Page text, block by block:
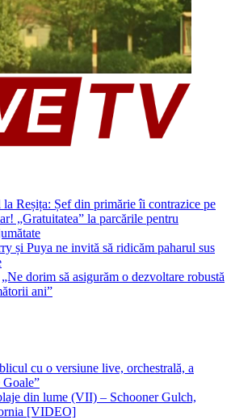
Reșița: Șef din primărie îi contrazice pe
„Gratuitatea” la parcările pentru
și Puya ne invită să ridicăm paharul sus
„Ne dorim să asigurăm o dezvoltare robustă
ani”
cu o versiune live, orchestrală, a
din lume (VII) – Schooner Gulch,
[VIDEO]